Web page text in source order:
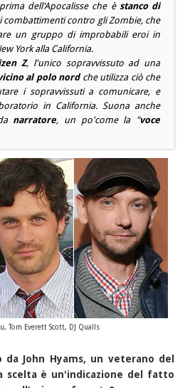
dell'Apocalisse che è stanco di
combattimenti contro gli Zombie, che
un gruppo di improbabili eroi in
York alla California.
Z, l'unico sopravvissuto ad una
al polo nordche utilizza ciò che
i sopravvissuti a comunicare, e
in California. Suona anche
narratore, un po'come la "voce
Tom Everett Scott, DJ Qualls
John Hyams, un veterano del
scelta è un'indicazione del fatto